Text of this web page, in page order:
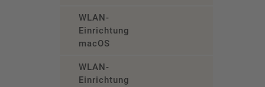
WLAN-
Einrichtung
macOS
WLAN-
Einrichtung